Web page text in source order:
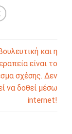
και η
είναι το
σχέσης. Δεν
να δοθεί μέσω
internet!